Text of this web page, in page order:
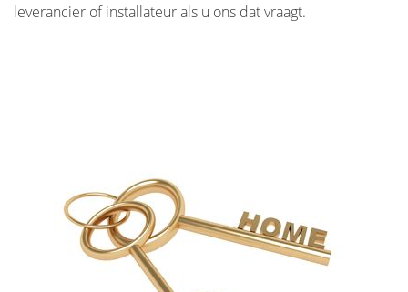
leverancier of installateur als u ons dat vraagt.